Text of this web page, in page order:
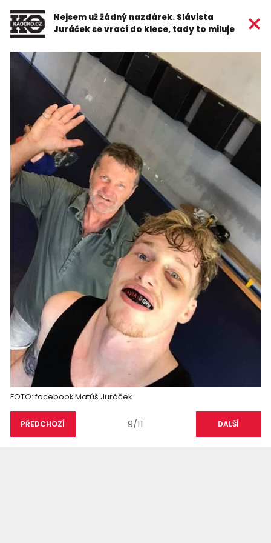
Nejsem už žádný nazdárek. Slávista
Juráček se vrací do klece, tady to miluje
FOTO: facebook Matúš Juráček
PŘEDCHOZÍ 9/11 DALŠÍ